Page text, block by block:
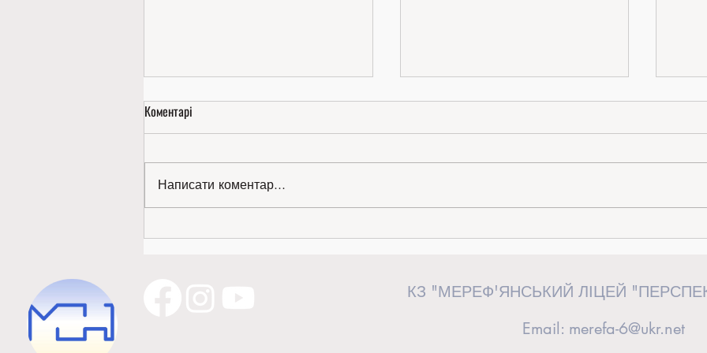
Золото міжнародної виставки —
«Від ідеї до дії»: керівниця загону
Львові
Коментарі
Написати коментар...
КЗ "МЕРЕФ'ЯНСЬКИЙ ЛІЦЕЙ
Email: merefa-6@ukr.net